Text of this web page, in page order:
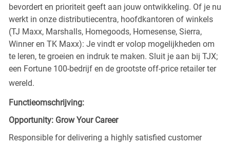
bevordert en prioriteit geeft aan jouw ontwikkeling. Of je nu
werkt in onze distributiecentra, hoofdkantoren of winkels
(TJ Maxx, Marshalls, Homegoods, Homesense, Sierra,
Winner en TK Maxx): Je vindt er volop mogelijkheden om
te leren, te groeien en indruk te maken. Sluit je aan bij TJX;
een Fortune 100-bedrijf en de grootste off-price retailer ter
wereld.
Functieomschrijving:
Opportunity: Grow Your Career
Responsible for delivering a highly satisfied customer